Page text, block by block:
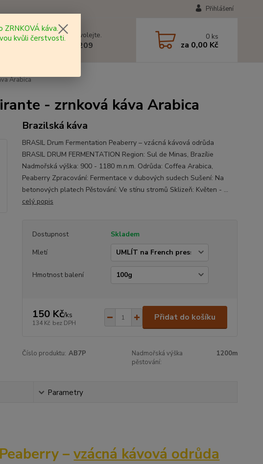
Přihlášení
Nevíte si rady? Zavolejte.
+420 602 577 209
0 ks
za 0,00 Kč
Arabica
- zrnková káva Arabica
Brazilská káva
BRASIL Drum Fermentation Peaberry – vzácná kávová odrůda
BRASIL DRUM FERMENTATION Region: Sul de Minas, Brazílie
Nadmořská výška: 900 - 1180 m.n.m. Odrůda: Coffea Arabica,
Peaberry Zpracování: Fermentace v dubových sudech Sušení: Na
betonových platech Pěstování: Ve stínu stromů Sklizeň: Květen - ...
celý popis
Dostupnost
Skladem
Mletí
Hmotnost balení
150 Kč/ks
134 Kč bez DPH
Přidat do košíku
Číslo produktu: AB7P
Nadmořská výška
pěstování:
1200m
Parametry
–vzácná kávová odrůda
káva.
kvůli čerstvosti.